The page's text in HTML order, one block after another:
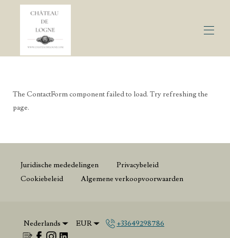
Neem contact met ons op
The ContactForm component failed to load. Try refreshing the
page.
Juridische mededelingen
Privacybeleid
Cookiebeleid
Algemene verkoopvoorwaarden
Nederlands EUR +33649298786